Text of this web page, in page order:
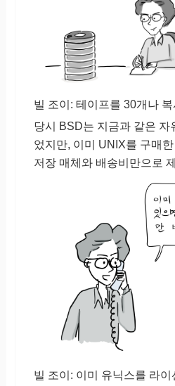
빌 조이: 테이프를 30개나
당시 BSD는 지금과 같은 자
었지만, 이미 UNIX를 구매
저장 매체와 배송비만으로
빌 조이: 이미 유닉스를 라이